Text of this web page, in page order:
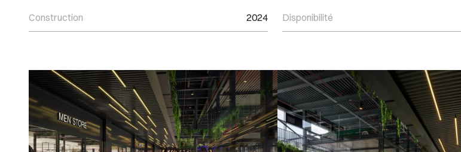
Construction 2024 Disponibilité
Images Gallery